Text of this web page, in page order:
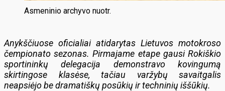
Asmeninio archyvo nuotr.
Anykščiuose oficialiai atidarytas Lietuvos motokroso
čempionato sezonas. Pirmajame etape gausi Rokiškio
sportininkų delegacija demonstravo kovingumą
skirtingose klasėse, tačiau varžybų savaitgalis
neapsiėjo be dramatiškų posūkių ir techninių iššūkių.